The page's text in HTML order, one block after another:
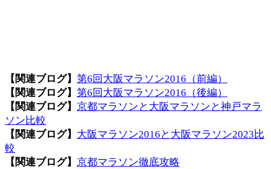
【関連ブログ】 第6回大阪マラソン2016（前編）
【関連ブログ】 第6回大阪マラソン2016（後編）
【関連ブログ】 京都マラソンと大阪マラソンと神戸マラ
ソン比較
【関連ブログ】 大阪マラソン2016と大阪マラソン2023比
較
【関連ブログ】 京都マラソン徹底攻略